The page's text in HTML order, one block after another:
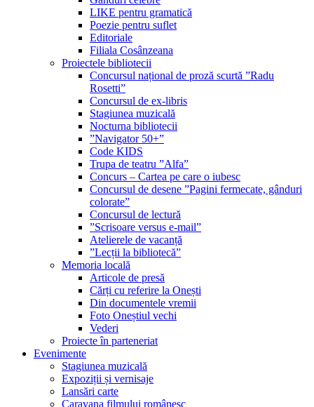
LIKE pentru gramatică
Poezie pentru suflet
Editoriale
Filiala Cosânzeana
Proiectele bibliotecii
Concursul național de proză scurtă ”Radu
Rosetti”
Concursul de ex-libris
Stagiunea muzicală
Nocturna bibliotecii
”Navigator 50+”
Code KIDS
Trupa de teatru ”Alfa”
Concurs – Cartea pe care o iubesc
Concursul de desene ”Pagini fermecate, gânduri
colorate”
Concursul de lectură
”Scrisoare versus e-mail”
Atelierele de vacanță
”Lecții la bibliotecă”
Memoria locală
Articole de presă
Cărți cu referire la Onești
Din documentele vremii
Foto Oneștiul vechi
Vederi
Proiecte în parteneriat
Evenimente
Stagiunea muzicală
Expoziții și vernisaje
Lansări carte
Caravana filmului românesc